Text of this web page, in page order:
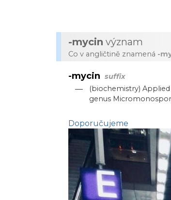
-mycin význam
Co v angličtině znamená -
-mycin suffix
—
(biochemistry)
genus
Doporučujeme